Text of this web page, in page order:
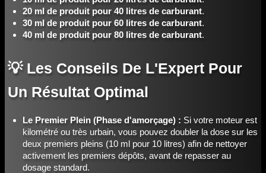
20 ml de produit pour 40 litres de carburant.
30 ml de produit pour 60 litres de carburant.
40 ml de produit pour 80 litres de carburant.
💡 Les Conseils De L'Expert Pour
Un Résultat Optimal
Le Premier Plein (Phase d'amorçage) : Si votre moteur est
kilométré ou très urbain, vous pouvez doubler la dose sur les
deux premiers pleins (10 ml pour 10 litres) afin de nettoyer
activement les premiers dépôts, avant de repasser au
dosage standard.